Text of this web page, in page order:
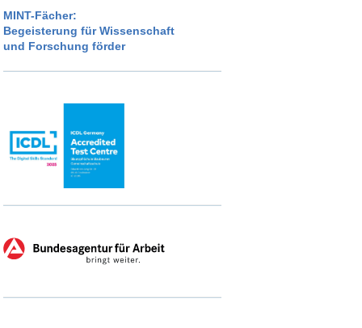
MINT-Fächer:
Begeisterung für Wissenschaft
und Forschung förder